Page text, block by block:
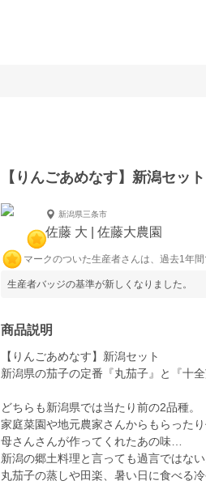
【りんごあめなす】新潟セ
新潟県三条市
佐藤 大 | 佐藤大農園
マークのついた生産者さんは、過去1年
生産者バッジの基準が新しくなりました。
商品説明
【りんごあめなす】新潟セット
新潟県の茄子の定番『丸茄子』と『十全
どちらも新潟県では当たり前の2品種。
家庭菜園や地元農家さんからもらった
母さんさんが作ってくれたあの味…
新潟の郷土料理と言っても過言ではない
丸茄子の蒸しや田楽、暑い日に食べる